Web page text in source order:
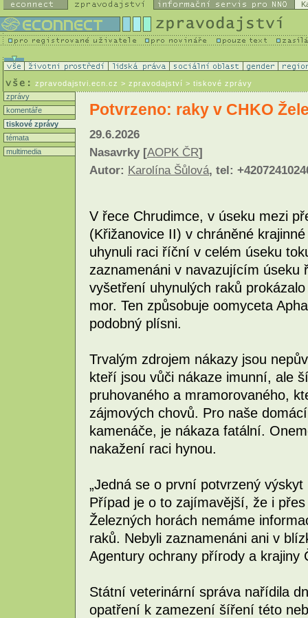
zpravodajstvi.ecn.cz > zpravodajství > tiskové zprávy
zprávy
komentáře
tiskové zprávy
témata
multimedia
Potvrzeno: raky v CHKO
29.6.2026
Nasavrky [AOPK ČR]
Autor: Karolína Šůlová, tel:
V řece Chrudimce, v úseku mezi
(Křižanovice II) v chráněné
uhynuli raci říční v celém úseku
zaznamenáni v navazujícím
vyšetření uhynulých raků
mor. Ten způsobuje oomyceta
podobný plísni.
Trvalým zdrojem nákazy jsou
kteří jsou vůči nákaze imunní, ale
pruhovaného a mramorovaného,
zájmových chovů. Pro naše
kamenáče, je nákaza fatální.
nakažení raci hynou.
„Jedná se o první potvrzený
Případ je o to zajímavější, že i
Železných horách nemáme
raků. Nebyli zaznamenáni ani v
Agentury ochrany přírody a krajiny
Státní veterinární správa nařídila
opatření k zamezení šíření této